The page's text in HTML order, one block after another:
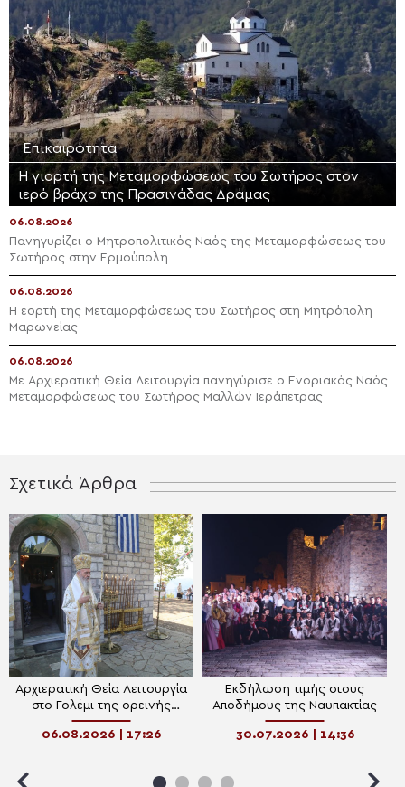
Επικαιρότητα
Η γιορτή της Μεταμορφώσεως του Σωτήρος στον
ιερό βράχο της Πρασινάδας Δράμας
06.08.2026
Πανηγυρίζει ο Μητροπολιτικός Ναός της Μεταμορφώσεως του
Σωτήρος στην Ερμούπολη
06.08.2026
Η εορτή της Μεταμορφώσεως του Σωτήρος στη Μητρόπολη
Μαρωνείας
06.08.2026
Με Αρχιερατική Θεία Λειτουργία πανηγύρισε ο Ενοριακός Ναός
Μεταμορφώσεως του Σωτήρος Μαλλών Ιεράπετρας
Σχετικά Άρθρα
Αρχιερατική Θεία Λειτουργία
στο Γολέμι της ορεινής
Ναυπακτίας
06.08.2026 | 17:26
Εκδήλωση τιμής στους
Αποδήμους της Ναυπακτίας
30.07.2026 | 14:36